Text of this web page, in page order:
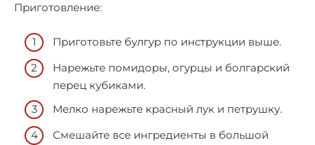
Приготовление:
Приготовьте булгур по инструкции выше.
Нарежьте помидоры, огурцы и болгарский
перец кубиками.
Мелко нарежьте красный лук и петрушку.
Смешайте все ингредиенты в большой